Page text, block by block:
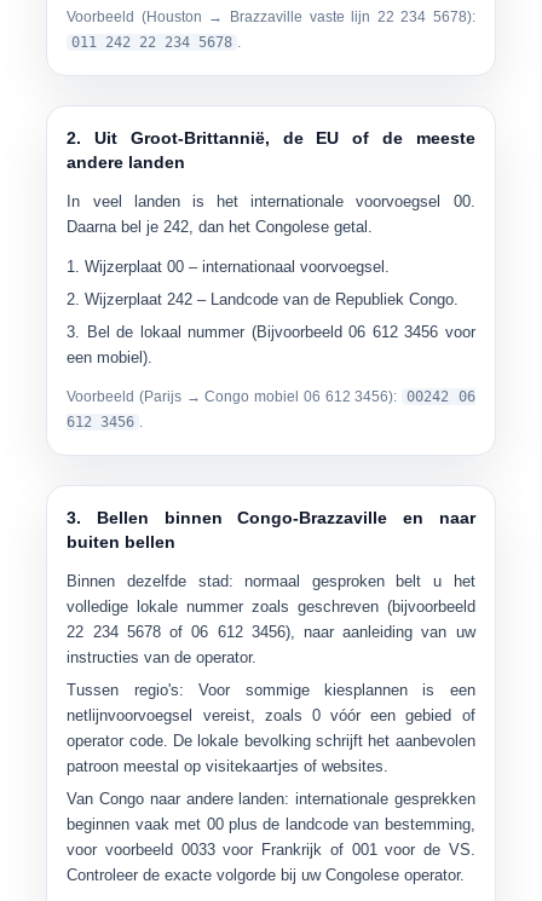
Voorbeeld (Houston → Brazzaville vaste lijn 22 234 5678):
011 242 22 234 5678 .
2. Uit Groot-Brittannië, de EU of de meeste
andere landen
In veel landen is het internationale voorvoegsel 00.
Daarna bel je242, dan het Congolese getal.
Wijzerplaat00 – internationaal voorvoegsel.
Wijzerplaat242 – Landcode van de Republiek Congo.
Bel de lokaal nummer (Bijvoorbeeld06 612 3456 voor
een mobiel).
Voorbeeld (Parijs → Congo mobiel 06 612 3456): 00242 06
612 3456 .
3. Bellen binnen Congo-Brazzaville en naar
buiten bellen
Binnen dezelfde stad: normaal gesproken belt u het
volledige lokale nummer zoals geschreven (bijvoorbeeld
22 234 5678of06 612 3456), naar aanleiding van uw
instructies van de operator.
Tussen regio's: Voor sommige kiesplannen is een
netlijnvoorvoegsel vereist, zoals 0vóór een gebied of
operator code. De lokale bevolking schrijft het aanbevolen
patroon meestal op visitekaartjes of websites.
Van Congo naar andere landen: internationale gesprekken
beginnen vaak met 00plus de landcode van bestemming,
voor voorbeeld 0033voor Frankrijk of 001voor de VS.
Controleer de exacte volgorde bij uw Congolese operator.